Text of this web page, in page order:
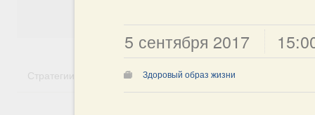
5 сентября 2017
Здоровый образ жизни
Государство
Стратегии Государственные программы